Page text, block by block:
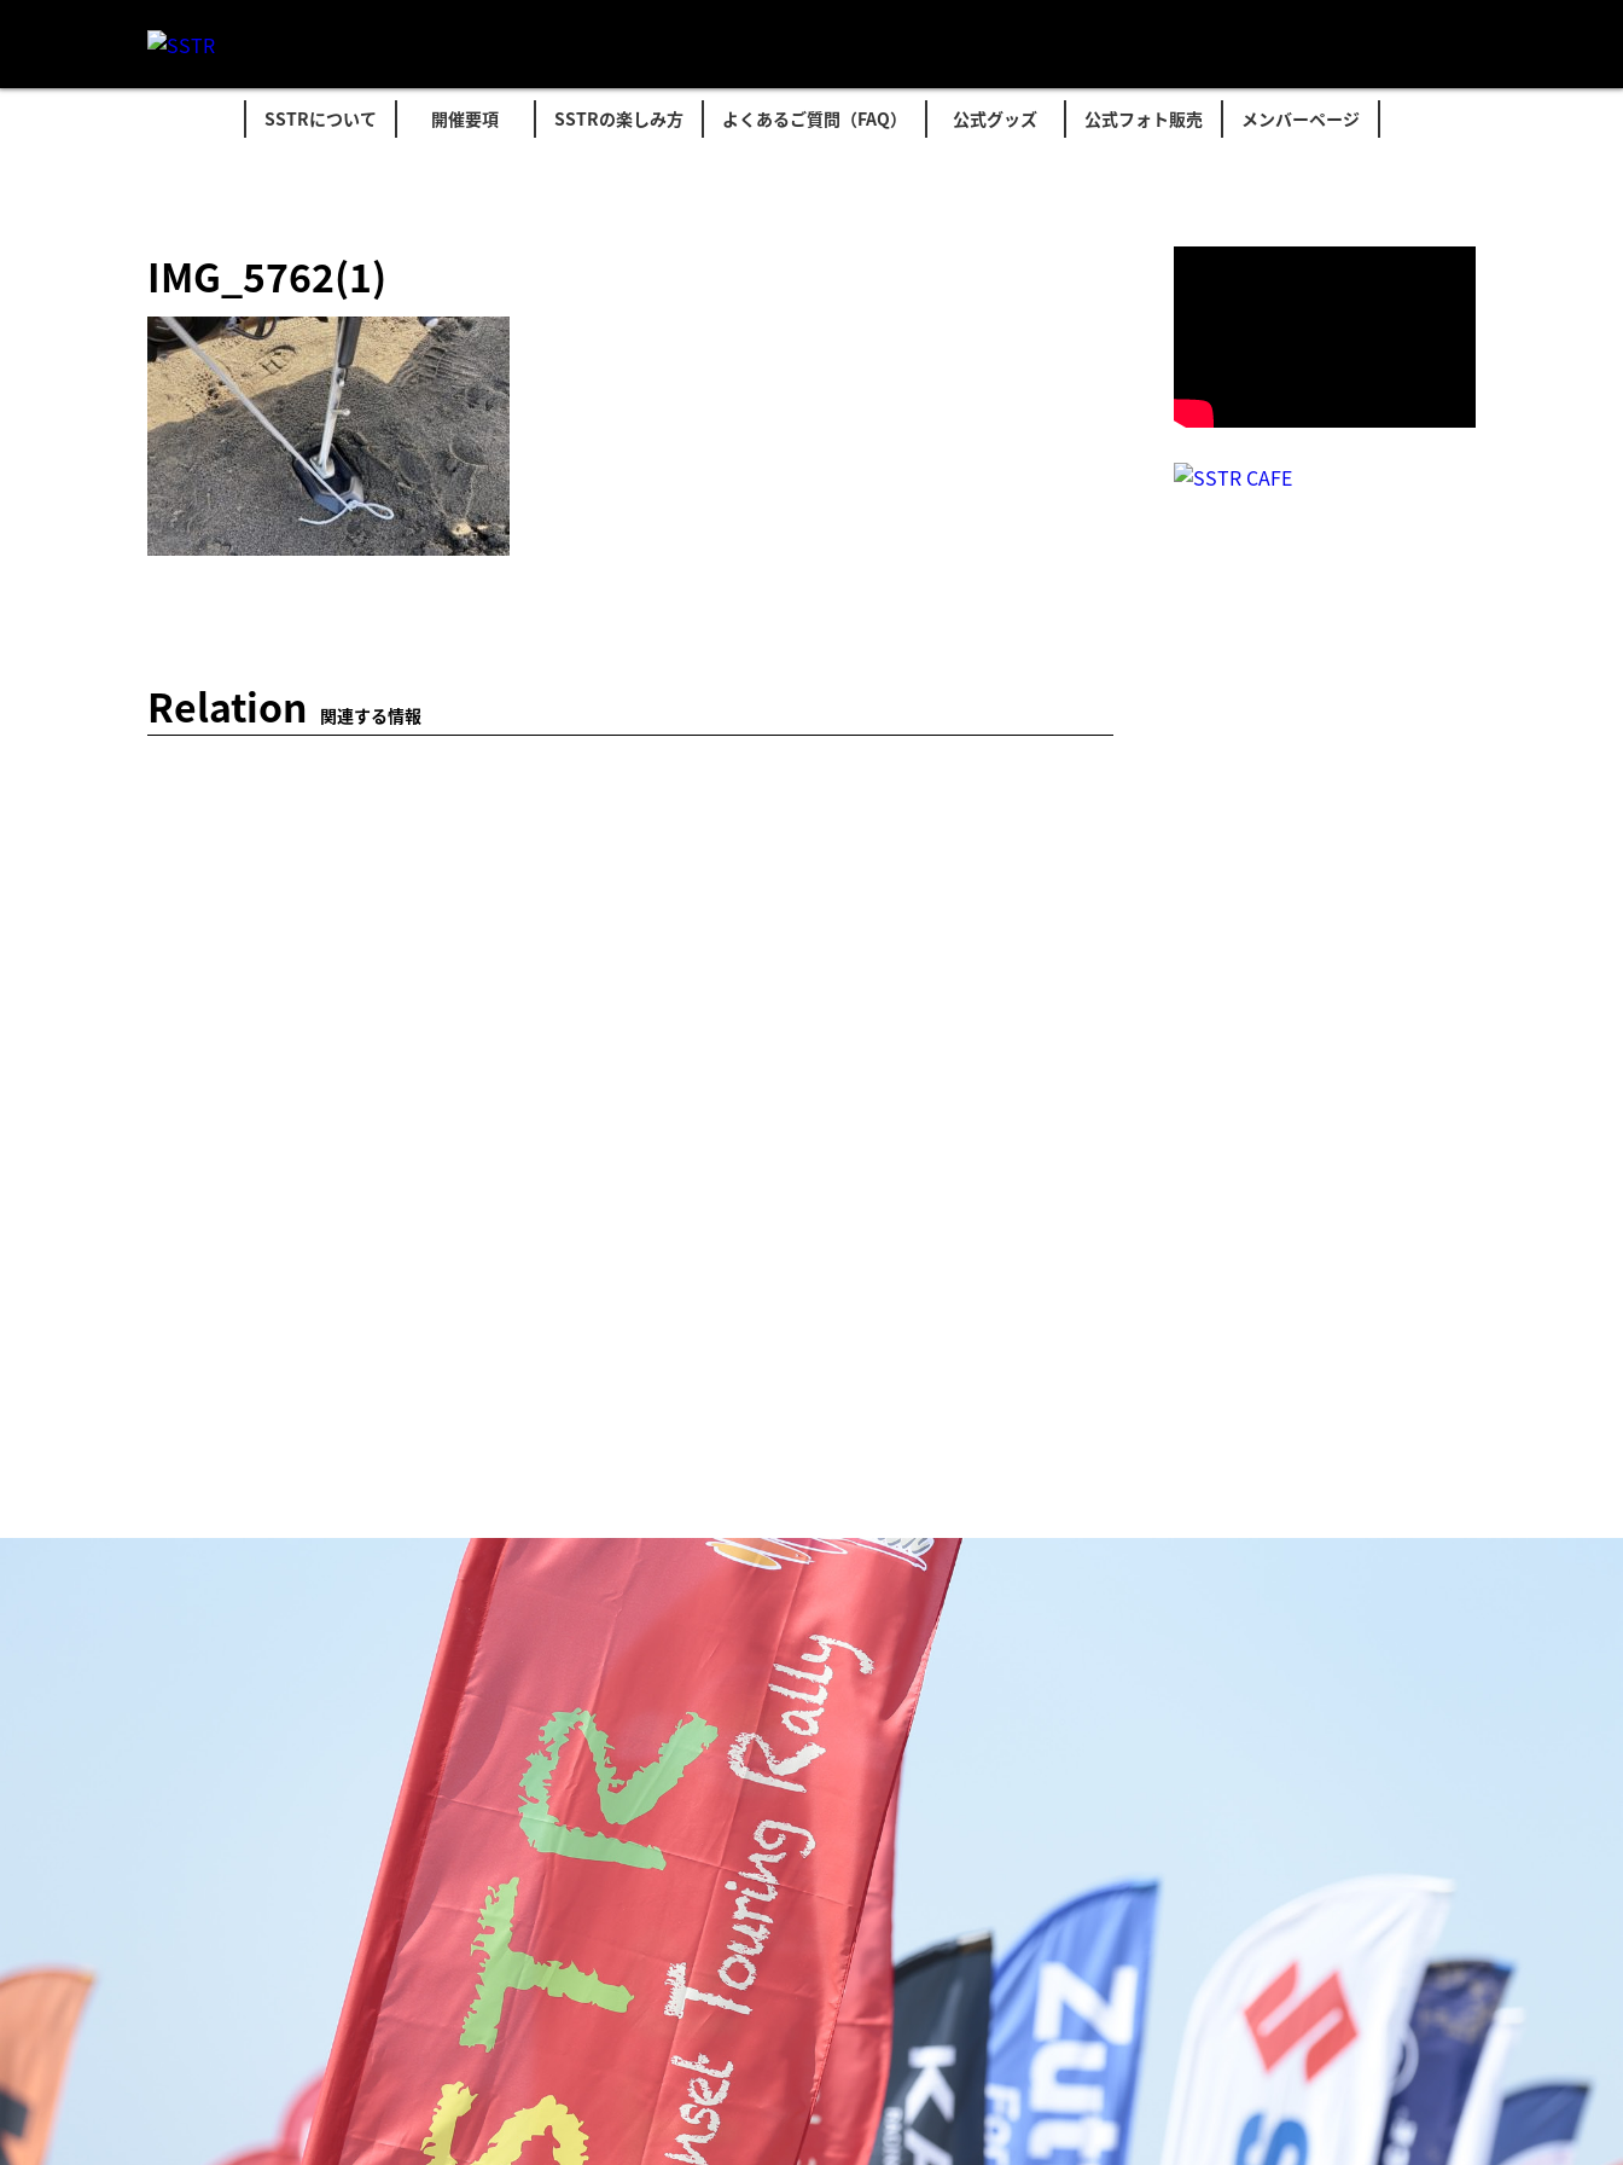
SSTRについて 開催要項 SSTRの楽しみ方 よくあるご質問（FAQ） 公式グッズ 公式フォト販売 メンバーページ
IMG_5762(1)
Relation 関連する情報